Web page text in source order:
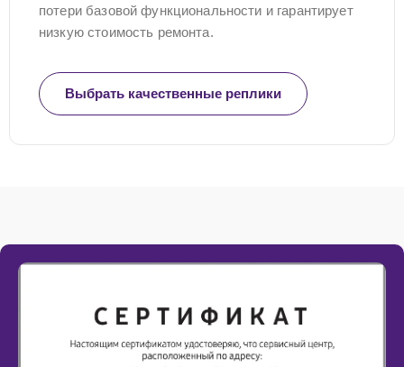
потери базовой функциональности и гарантирует
низкую стоимость ремонта.
Выбрать качественные реплики